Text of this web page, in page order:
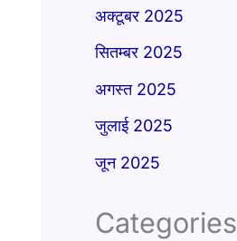
अक्टूबर 2025
सितम्बर 2025
अगस्त 2025
जुलाई 2025
जून 2025
Categories